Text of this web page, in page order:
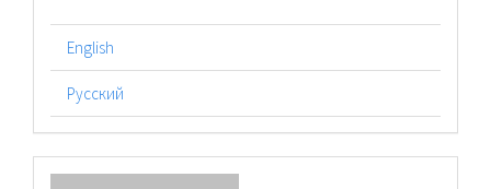
English
Русский
Отправить